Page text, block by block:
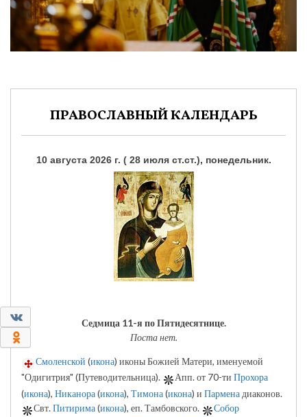
ПРАВОСЛАВНЫЙ КАЛЕНДАРЬ
10 августа 2026 г. ( 28 июля ст.ст.), понедельник.
Седмица 11-я по Пятидесятнице.
Поста нет.
Смоленской (икона) иконы Божией Матери, именуемой
"Одигитрия" (Путеводительница).
Апп. от 70-ти Прохора
(икона), Никанора(икона), Тимона(икона) и Пармена диаконов.
Свт.Питирима(икона), еп. Тамбовского.
Собор